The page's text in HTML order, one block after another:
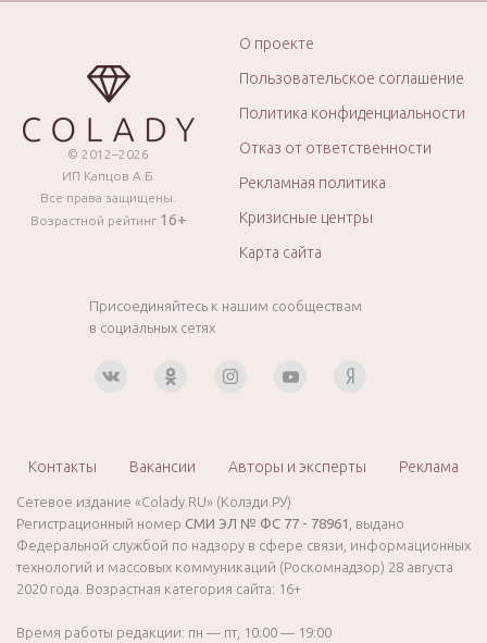
© 2012–2026
ИП Капцов А.Б.
Все права защищены.
Возрастной рейтинг 16+
О проекте
Пользовательское соглашение
Политика конфиденциальности
Отказ от ответственности
Рекламная политика
Кризисные центры
Карта сайта
Присоединяйтесь к нашим сообществам
в социальных сетях
Контакты Вакансии Авторы и эксперты Реклама
Сетевое издание «Colady.RU» (Колэди.РУ)
Регистрационный номер СМИ ЭЛ № ФС 77 - 78961
, выдано
Федеральной службой по надзору в сфере связи, информационных
технологий и массовых коммуникаций (Роскомнадзор) 28 августа
2020 года. Возрастная категория сайта: 16+
Время работы редакции: пн — пт, 10:00 — 19:00